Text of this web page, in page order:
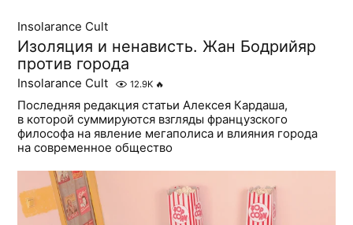
Insolarance Cult
Изоляция и ненависть. Жан Бодрийяр
против города
Insolarance Cult 12.9K 🔥
Последняя редакция статьи Алексея Кардаша,
в которой суммируются взгляды французского
философа на явление мегаполиса и влияния города
на современное общество